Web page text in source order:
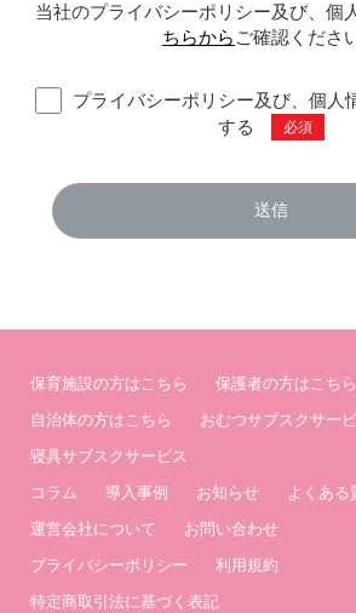
当社のプライバシーポリシー及び、個
ちらから ご確認くださ
プライバシーポリシー及び、個人
する
必須
送信
保育施設の方はこちら
保護者の方はこちら
自治体の方はこちら
おむつサブスクサー
寝具サブスクサービス
コラム
導入事例 お知らせ
よくある
運営会社について
お問い合わせ
プライバシーポリシー
利用規約
特定商取引法に基づく表記